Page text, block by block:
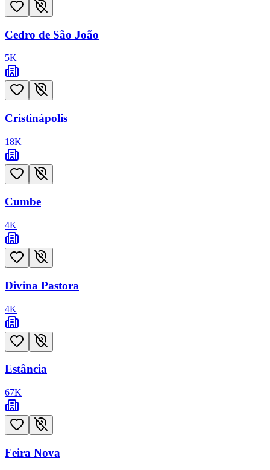
Cedro de São João
5K
Cristinápolis
18K
Cumbe
4K
Divina Pastora
4K
Estância
67K
Feira Nova